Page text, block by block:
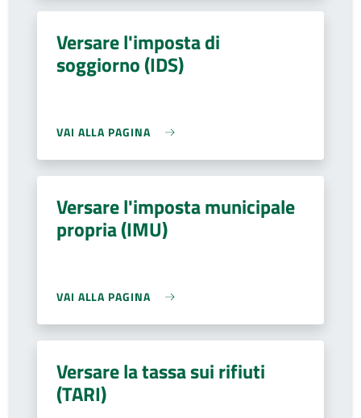
Versare l'imposta di
soggiorno (IDS)
VAI ALLA PAGINA
Versare l'imposta municipale
propria (IMU)
VAI ALLA PAGINA
Versare la tassa sui rifiuti
(TARI)